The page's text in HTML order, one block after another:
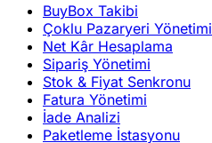
BuyBox Takibi
Çoklu Pazaryeri Yönetimi
Net Kâr Hesaplama
Sipariş Yönetimi
Stok & Fiyat Senkronu
Fatura Yönetimi
İade Analizi
Paketleme İstasyonu